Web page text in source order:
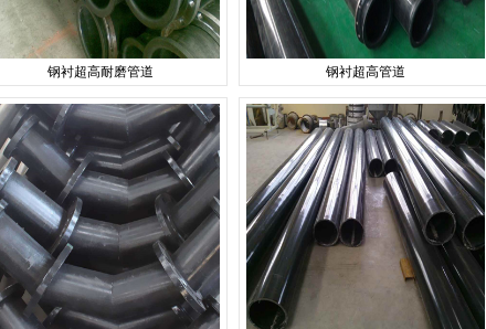
钢衬超高耐磨管道 钢衬超高管道